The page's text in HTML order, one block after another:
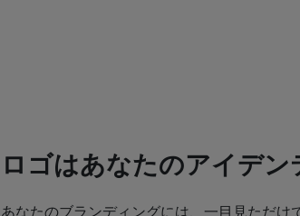
ロゴはあなたのアイデ
あなたのブランディングには、一目見ただけ